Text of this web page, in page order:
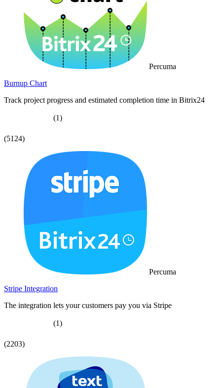
Percuma
Burnup Chart
Track project progress and estimated completion time in Bitrix24
(1)
(5124)
Percuma
Stripe Integration
The integration lets your customers pay you via Stripe
(1)
(2203)